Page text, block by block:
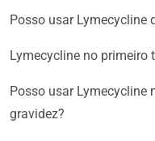
Posso usar Lymecycline
Lymecycline no primeiro
Posso usar Lymecycline
gravidez?